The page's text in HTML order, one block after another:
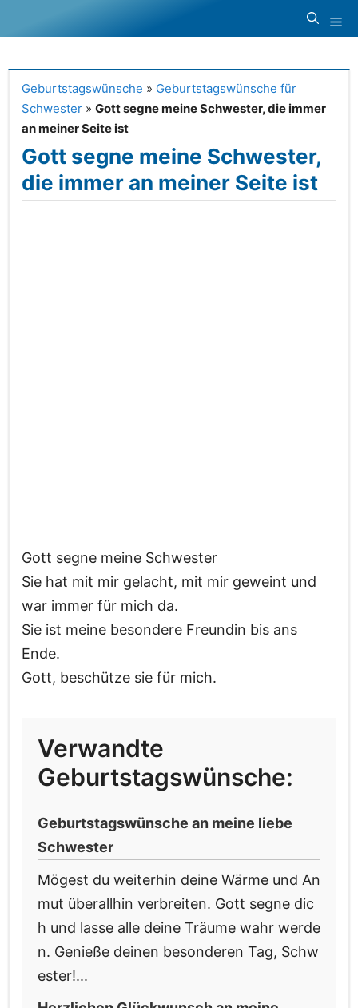
Inhalt
Geburtstagswünsche » Geburtstagswünsche für
Schwester » Gott segne meine Schwester, die immer
an meiner Seite ist
Gott segne meine Schwester,
die immer an meiner Seite ist
Gott segne meine Schwester
Sie hat mit mir gelacht, mit mir geweint und
war immer für mich da.
Sie ist meine besondere Freundin bis ans
Ende.
Gott, beschütze sie für mich.
Verwandte
Geburtstagswünsche:
Geburtstagswünsche an meine liebe
Schwester
Mögest du weiterhin deine Wärme und An
mut überallhin verbreiten. Gott segne dic
h und lasse alle deine Träume wahr werde
n. Genieße deinen besonderen Tag, Schw
ester!...